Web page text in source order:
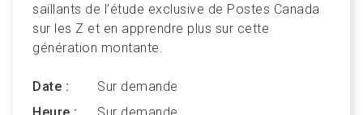
saillants de l’étude exclusive de Postes Canada
sur les Z et en apprendre plus sur cette
génération montante.
Date :
Sur demande
Heure :
Sur demande